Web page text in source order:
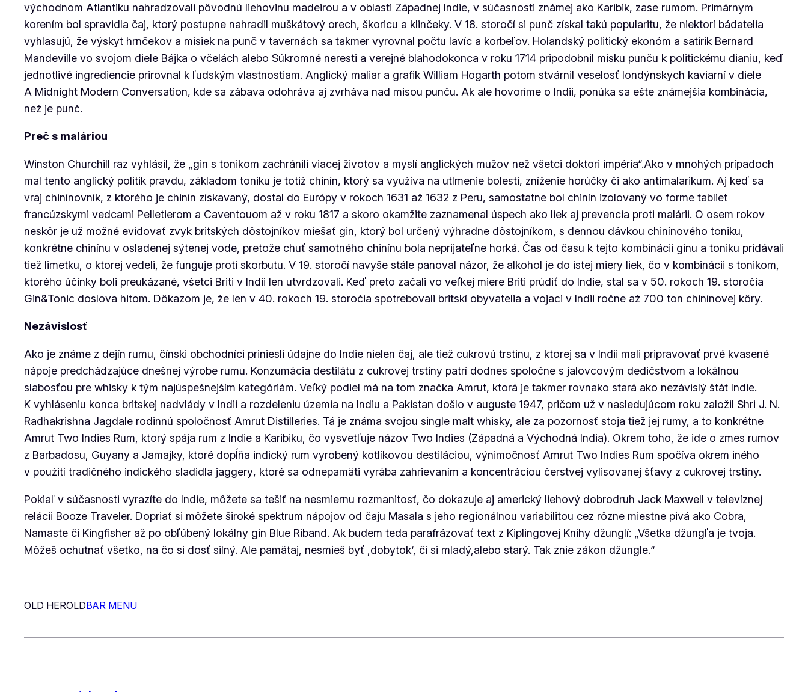
východnom Atlantiku nahradzovali pôvodnú liehovinu madeirou a v oblasti Západnej Indie, v súčasnosti známej ako Karibik, zase rumom. Primárnym
korením bol spravidla čaj, ktorý postupne nahradil muškátový orech, škoricu a klinčeky. V 18. storočí si punč získal takú popularitu, že niektorí bádatelia
vyhlasujú, že výskyt hrnčekov a misiek na punč v tavernách sa takmer vyrovnal počtu lavíc a korbeľov. Holandský politický ekonóm a satirik Bernard
Mandeville vo svojom diele Bájka o včelách alebo Súkromné neresti a verejné blahodokonca v roku 1714 pripodobnil misku punču k politickému dianiu, keď
jednotlivé ingrediencie prirovnal k ľudským vlastnostiam. Anglický maliar a grafik William Hogarth potom stvárnil veselosť londýnskych kaviarní v diele
A Midnight Modern Conversation, kde sa zábava odohráva aj zvrháva nad misou punču. Ak ale hovoríme o Indii, ponúka sa ešte známejšia kombinácia,
než je punč.
Preč s maláriou
Winston Churchill raz vyhlásil, že „gin s tonikom zachránili viacej životov a myslí anglických mužov než všetci doktori impéria“.Ako v mnohých prípadoch
mal tento anglický politik pravdu, základom toniku je totiž chinín, ktorý sa využíva na utlmenie bolesti, zníženie horúčky či ako antimalarikum. Aj keď sa
vraj chinínovník, z ktorého je chinín získavaný, dostal do Európy v rokoch 1631 až 1632 z Peru, samostatne bol chinín izolovaný vo forme tabliet
francúzskymi vedcami Pelletierom a Caventouom až v roku 1817 a skoro okamžite zaznamenal úspech ako liek aj prevencia proti malárii. O osem rokov
neskôr je už možné evidovať zvyk britských dôstojníkov miešať gin, ktorý bol určený výhradne dôstojníkom, s dennou dávkou chinínového toniku,
konkrétne chinínu v osladenej sýtenej vode, pretože chuť samotného chinínu bola neprijateľne horká. Čas od času k tejto kombinácii ginu a toniku pridávali
tiež limetku, o ktorej vedeli, že funguje proti skorbutu. V 19. storočí navyše stále panoval názor, že alkohol je do istej miery liek, čo v kombinácii s tonikom,
ktorého účinky boli preukázané, všetci Briti v Indii len utvrdzovali. Keď preto začali vo veľkej miere Briti prúdiť do Indie, stal sa v 50. rokoch 19. storočia
Gin&Tonic doslova hitom. Dôkazom je, že len v 40. rokoch 19. storočia spotrebovali britskí obyvatelia a vojaci v Indii ročne až 700 ton chinínovej kôry.
Nezávislosť
Ako je známe z dejín rumu, čínski obchodníci priniesli údajne do Indie nielen čaj, ale tiež cukrovú trstinu, z ktorej sa v Indii mali pripravovať prvé kvasené
nápoje predchádzajúce dnešnej výrobe rumu. Konzumácia destilátu z cukrovej trstiny patrí dodnes spoločne s jalovcovým dedičstvom a lokálnou
slabosťou pre whisky k tým najúspešnejším kategóriám. Veľký podiel má na tom značka Amrut, ktorá je takmer rovnako stará ako nezávislý štát Indie.
K vyhláseniu konca britskej nadvlády v Indii a rozdeleniu územia na Indiu a Pakistan došlo v auguste 1947, pričom už v nasledujúcom roku založil Shri J. N.
Radhakrishna Jagdale rodinnú spoločnosť Amrut Distilleries. Tá je známa svojou single malt whisky, ale za pozornosť stoja tiež jej rumy, a to konkrétne
Amrut Two Indies Rum, ktorý spája rum z Indie a Karibiku, čo vysvetľuje názov Two Indies (Západná a Východná India). Okrem toho, že ide o zmes rumov
z Barbadosu, Guyany a Jamajky, ktoré dopĺňa indický rum vyrobený kotlíkovou destiláciou, výnimočnosť Amrut Two Indies Rum spočíva okrem iného
v použití tradičného indického sladidla jaggery, ktoré sa odnepamäti vyrába zahrievaním a koncentráciou čerstvej vylisovanej šťavy z cukrovej trstiny.
Pokiaľ v súčasnosti vyrazíte do Indie, môžete sa tešiť na nesmiernu rozmanitosť, čo dokazuje aj americký liehový dobrodruh Jack Maxwell v televíznej
relácii Booze Traveler. Dopriať si môžete široké spektrum nápojov od čaju Masala s jeho regionálnou variabilitou cez rôzne miestne pivá ako Cobra,
Namaste či Kingfisher až po obľúbený lokálny gin Blue Riband. Ak budem teda parafrázovať text z Kiplingovej Knihy džunglí: „Všetka džungľa je tvoja.
Môžeš ochutnať všetko, na čo si dosť silný. Ale pamätaj, nesmieš byť ,dobytok‘, či si mladý,alebo starý. Tak znie zákon džungle.“
OLD HEROLDBAR MENU